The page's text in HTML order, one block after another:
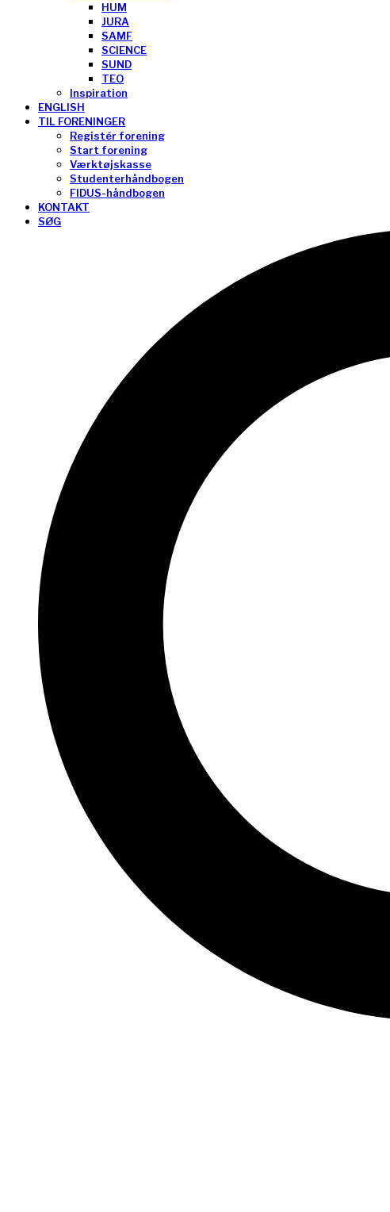
HUM
JURA
SAMF
SCIENCE
SUND
TEO
Inspiration
ENGLISH
TIL FORENINGER
Registér forening
Start forening
Værktøjskasse
Studenterhåndbogen
FIDUS-håndbogen
KONTAKT
SØG